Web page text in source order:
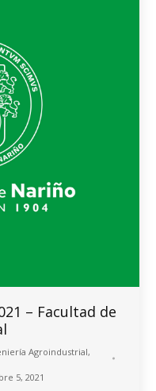
– Facultad de
Agroindustrial,
5, 2021